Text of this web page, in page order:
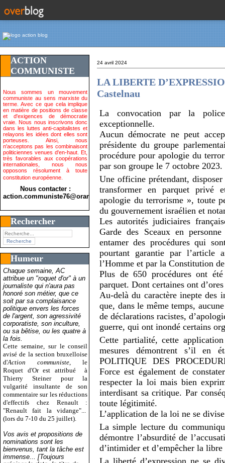
ACTION
COMMUNISTE
Nous sommes un mouvement
communiste au sens marxiste du
terme. Avec ce que cela implique
en matière de positions de classe
et d'exigences de démocratie
vraie. Nous nous inscrivons donc
dans les luttes anti-capitalistes et
relayons les idées dont elles sont
porteuses. Ainsi, nous
n'acceptons pas les combinaisont
politiciennes venues d'en-haut. Et,
très favorables aux coopérations
internationales, nous nous
opposons résolument à toute
constitution européenne.
Nous contacter :
action.communiste76@orange.fr>
Rechercher
Humeur
Chaque semaine, AC
attribue un "roquet d'or" à un
journaliste qui n'aura pas
honoré son métier, que ce
soit par sa complaisance
politique envers les forces
de l'argent, son agressivité
corporatiste, son inculture,
ou sa bêtise, ou les quatre à
la fois.
Cette semaine, sur le conseil
avisé de la section bruxelloise
d'Action communiste , le
Roquet d'Or est attribué
à
Thierry Steiner pour la
vulgarité insultante de son
commentaire sur les réductions
d'effectifs chez Renault :
"Renault fait la vidange"...
(lors du 7-10 du 25 juillet).
Vos avis et propositions de
nominations sont les
bienvenus, tant la tâche est
immense... [Toujours
24 avril 2024
LA LIBERTE
Castelnau
La convocation par la
exceptionnelle.
Aucun démocrate ne peut
présidente du groupe
procédure pour apologie du
par son groupe le 7 octobre 2023.
Une officine prétendant,
transformer en parquet privé
apologie du terrorisme », toute
du gouvernement israélien et
Les autorités judiciaires
Garde des Sceaux en
entamer des procédures qui
pourtant garantie par l’article
l’Homme et par la Constitution
Plus de 650 procédures ont
parquet. Dont certaines ont
Au-delà du caractère inepte des
que, dans le même temps,
de déclarations racistes,
guerre, qui ont inondé certains
Cette partialité, cette
mesures démontrent s’il en
POLITIQUE DES
Force est également de
respecter la loi mais bien
interdisant sa critique. Par
toute légitimité.
L’application de la loi ne se
La simple lecture du
démontre l’absurdité de
d’intimider et d’empêcher la